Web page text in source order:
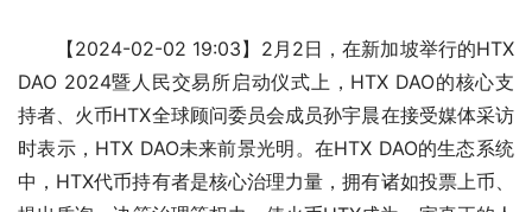
【2024-02-02 19:03】2月2日，在新加坡举行的HTX
DAO 2024暨人民交易所启动仪式上，HTX DAO的核心支
持者、火币HTX全球顾问委员会成员孙宇晨在接受媒体采访
时表示，HTX DAO未来前景光明。在HTX DAO的生态系统
中，HTX代币持有者是核心治理力量，拥有诸如投票上币、